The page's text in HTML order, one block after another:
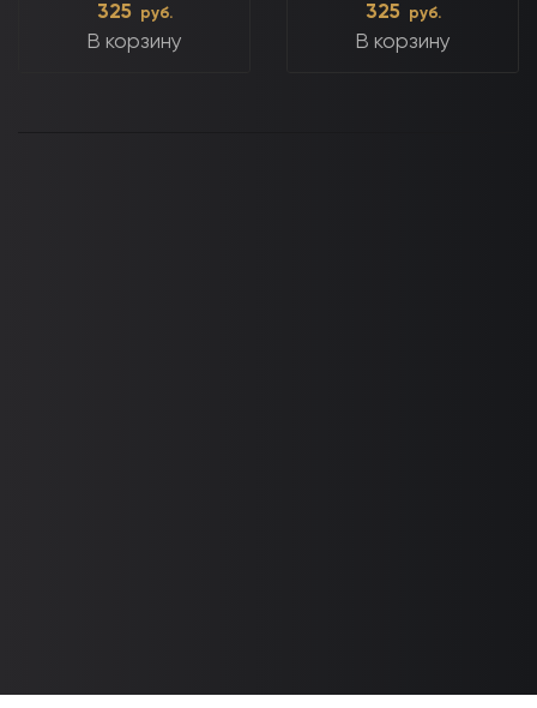
325 руб.
В корзину
325 руб.
В корзину